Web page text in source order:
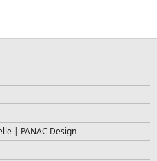
| PANAC Design